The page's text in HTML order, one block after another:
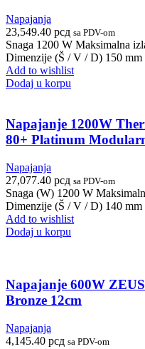
Napajanja
23,549.40 рсд sa PDV-om
Snaga 1200 W Maksimalna
Dimenzije (Š / V / D) 150 mm
Add to wishlist
Dodaj u korpu
Napajanje 1200W
80+ Platinum
Napajanja
27,077.40 рсд sa PDV-om
Snaga (W) 1200 W
Dimenzije (Š / V / D) 140
Add to wishlist
Dodaj u korpu
Napajanje 600W
Bronze 12cm
Napajanja
4,145.40 рсд sa PDV-om